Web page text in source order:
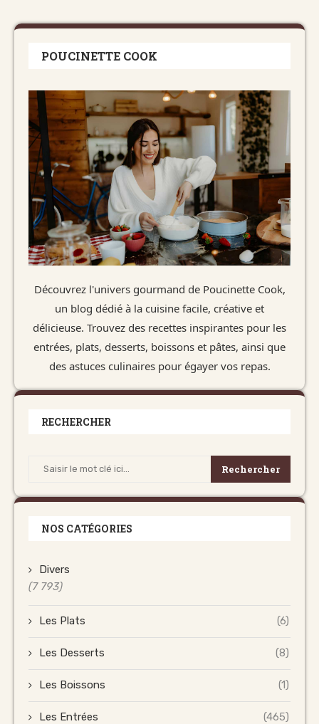
POUCINETTE COOK
Découvrez l'univers gourmand de Poucinette Cook,
un blog dédié à la cuisine facile, créative et
délicieuse. Trouvez des recettes inspirantes pour les
entrées, plats, desserts, boissons et pâtes, ainsi que
des astuces culinaires pour égayer vos repas.
RECHERCHER
Rechercher
NOS CATÉGORIES
Divers
(7 793)
Les Plats (6)
Les Desserts (8)
Les Boissons (1)
Les Entrées (465)